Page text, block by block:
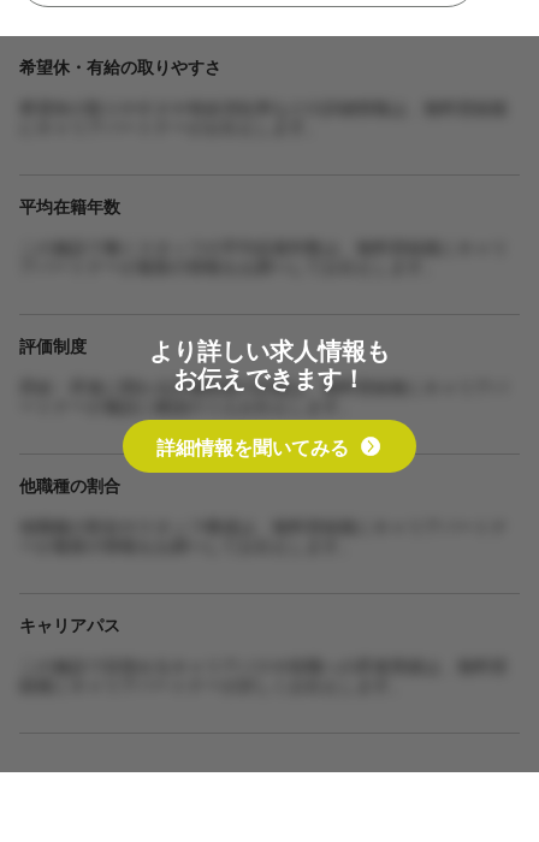
希望休・有給の取りやすさ
平均在籍年数
評価制度
昇給・昇進に関わる評価制度の詳細は、無料登録後にキャリアパ
他職種の割合
キャリアパス
より詳しい求人情報も
お伝えできます！
詳細情報を聞いてみる